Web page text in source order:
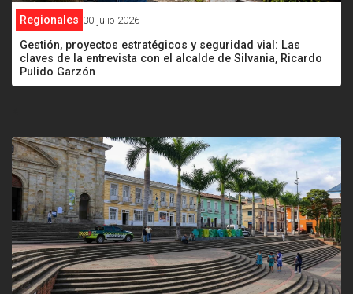
Regionales 30-julio-2026
Gestión, proyectos estratégicos y seguridad vial: Las
claves de la entrevista con el alcalde de Silvania, Ricardo
Pulido Garzón